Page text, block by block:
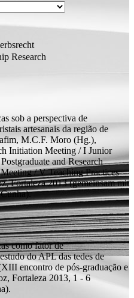
Research
sob a perspectiva de
artesanais da região de
M.C.F. Moro (Hg.),
Initiation Meeting / I Junior
and Research
/ V Teaching Practices
Fortaleza 2013 (gemeinsam mit
como fator de
do APL das tedes de
encontro de pós-graduação e
Fortaleza 2013, 1 - 6